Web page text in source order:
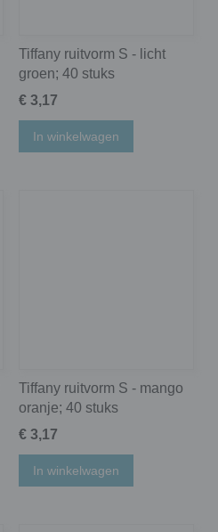
Tiffany ruitvorm S - licht
groen; 40 stuks
€ 3,17
In winkelwagen
Tiffany ruitvorm S - mango
oranje; 40 stuks
€ 3,17
In winkelwagen